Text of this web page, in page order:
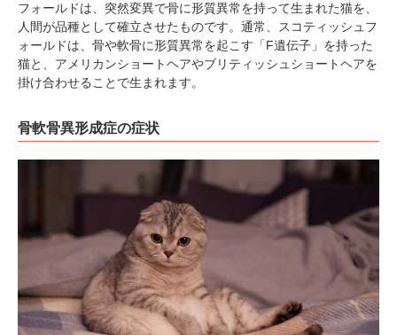
フォールドは、突然変異で骨に形質異常を持って生まれた猫を、
人間が品種として確立させたものです。通常、スコティッシュフ
ォールドは、骨や軟骨に形質異常を起こす「F遺伝子」を持った
猫と、アメリカンショートヘアやブリティッシュショートヘアを
掛け合わせることで生まれます。
骨軟骨異形成症の症状